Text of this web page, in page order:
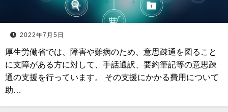
2022年7月5日
厚生労働省では、障害や難病のため、意思疎通を図ること
に支障がある方に対して、手話通訳、要約筆記等の意思疎
通の支援を行っています。 その支援にかかる費用について
助…